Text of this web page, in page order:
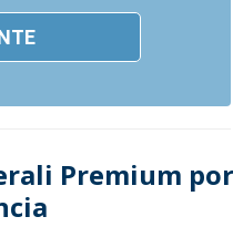
Premium por